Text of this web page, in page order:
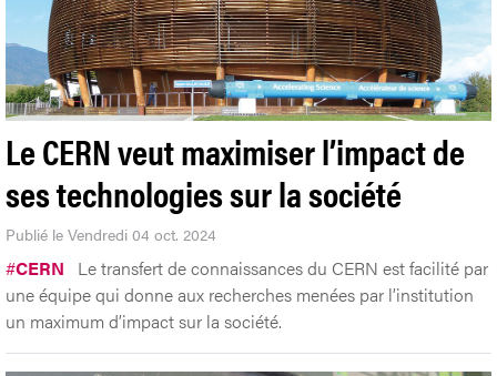
Le CERN veut maximiser l’impact de
ses technologies sur la société
Publié le Vendredi 04 oct. 2024
#CERN
Le transfert de connaissances du CERN est facilité par
une équipe qui donne aux recherches menées par l’institution
un maximum d’impact sur la société.